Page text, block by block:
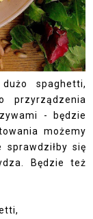
spaghetti,
przyrządzenia
- będzie
możemy
się
Będzie też